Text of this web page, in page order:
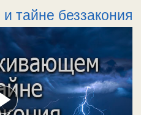
тайне беззакония